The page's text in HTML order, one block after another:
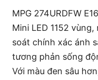
MPG 274URDFW
Mini LED 1152
soát chính xác ánh
tương phản sống
Với màu đen sâu